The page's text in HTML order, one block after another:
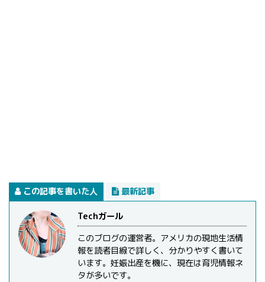
この記事を書いた人 最新記事
Techガール
このブログの運営者。アメリカの現地生活情
報を読者目線で詳しく、分かりやすく書いて
います。妊娠出産を機に、現在は育児情報ネ
タが多いです。